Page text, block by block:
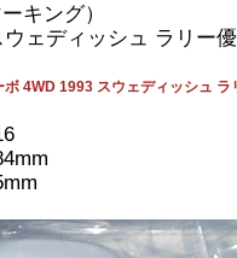
キング）
ェディッシュ ラリー
ボ 4WD 1993 スウェディッシュ
）